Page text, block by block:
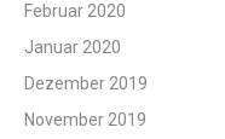
Februar 2020
Januar 2020
Dezember 2019
November 2019